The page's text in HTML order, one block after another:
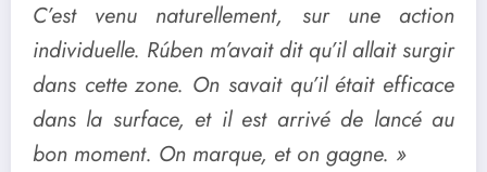
C’est venu naturellement, sur une action
individuelle. Rúben m’avait dit qu’il allait surgir
dans cette zone. On savait qu’il était efficace
dans la surface, et il est arrivé de lancé au
bon moment. On marque, et on gagne. »